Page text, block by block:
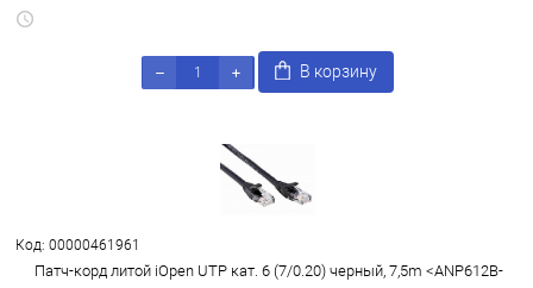
В корзину
Код: 00000461961
Патч-корд литой iOpen UTP кат. 6 (7/0.20) черный, 7,5m <ANP612B-